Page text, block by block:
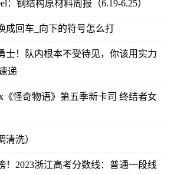
：钢结构原材料周报（6.19-6.25）
成回车_向下的符号怎么打
士！队内根本不受待见，你该用实力
递
《怪奇物语》第五季新卡司 终结者女
清洗）
！2023浙江高考分数线：普通一段线